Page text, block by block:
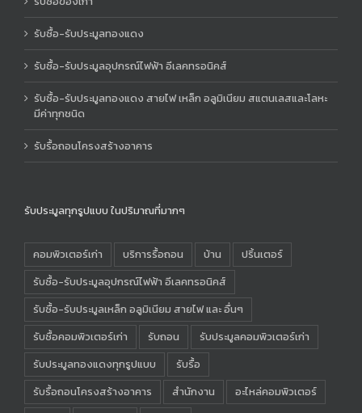
รับซื้อ-รับประมูลทองแดง
รับซื้อ-รับประมูลอุปกรณ์ไฟฟ้า อีเลคทรอนิคส์
รับซื้อ-รับประมูลทองแดง สายไฟ เหล็ก อลูมิเนียม สแตนเลสและโลหะ
มีค่าทุกชนิด
รับรื้อถอนโครงสร้างอาคาร
รับประมูลทุกรูปแบบ ในปริมาณที่มากๆ
คอมพิวเตอร์เก่า บริการรื้อถอน บ้าน
ปริ้นเตอร์
รับซื้อ-รับประมูลอุปกรณ์ไฟฟ้า อีเลคทรอนิคส์
รับซื้อ-รับประมูลเหล็ก อลูมิเนียม สายไฟ และ อื่นๆ
รับซื้อคอมพิวเตอร์เก่า
รับถอน
รับประมูลคอมพิวเตอร์เก่า
รับประมูลทองแดงทุกรูปแบบ
รับรื้อ
รับรื้อถอนโครงสร้างอาคาร
สำนักงาน
อะไหล่คอมพิวเตอร์